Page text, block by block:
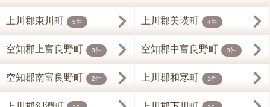
上川郡東川町 5件 上川郡美瑛町 4件
空知郡上富良野町 3件 空知郡中富良野町 3件
空知郡南富良野町 2件 上川郡和寒町 1件